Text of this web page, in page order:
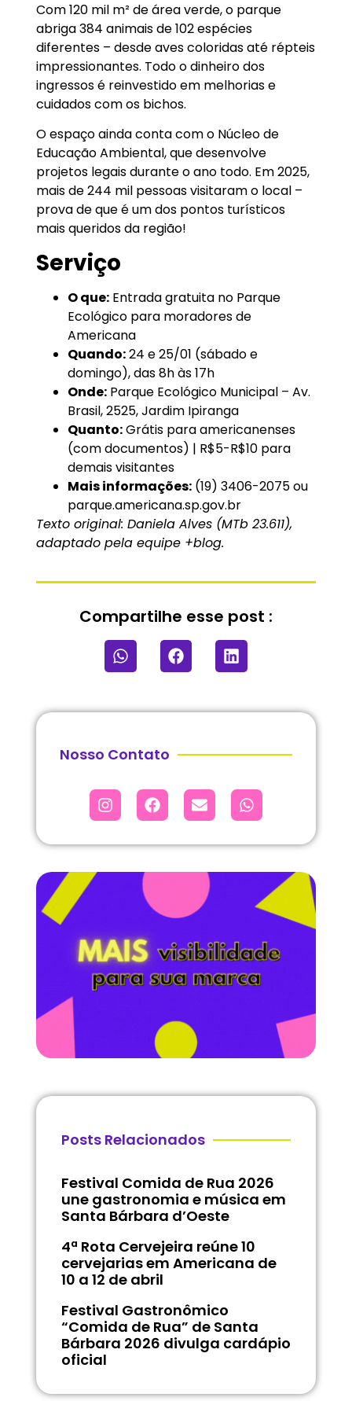
Com 120 mil m² de área verde, o parque
abriga 384 animais de 102 espécies
diferentes – desde aves coloridas até répteis
impressionantes. Todo o dinheiro dos
ingressos é reinvestido em melhorias e
cuidados com os bichos.
O espaço ainda conta com o Núcleo de
Educação Ambiental, que desenvolve
projetos legais durante o ano todo. Em 2025,
mais de 244 mil pessoas visitaram o local –
prova de que é um dos pontos turísticos
mais queridos da região!
Serviço
O que:Entrada gratuita no Parque
Ecológico para moradores de
Americana
Quando:24 e 25/01 (sábado e
domingo), das 8h às 17h
Onde:Parque Ecológico Municipal – Av.
Brasil, 2525, Jardim Ipiranga
Quanto:Grátis para americanenses
(com documentos) | R$5-R$10 para
demais visitantes
Mais informações:(19) 3406-2075 ou
parque.americana.sp.gov.br
Texto original: Daniela Alves (MTb 23.611),
adaptado pela equipe +blog.
Compartilhe esse post :
Nosso Contato
Posts Relacionados
Festival Comida de Rua 2026
une gastronomia e música em
Santa Bárbara d’Oeste
4ª Rota Cervejeira reúne 10
cervejarias em Americana de
10 a 12 de abril
Festival Gastronômico
“Comida de Rua” de Santa
Bárbara 2026 divulga cardápio
oficial